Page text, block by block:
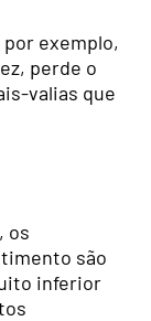
exemplo,
perde o
valias que
os
são
inferior